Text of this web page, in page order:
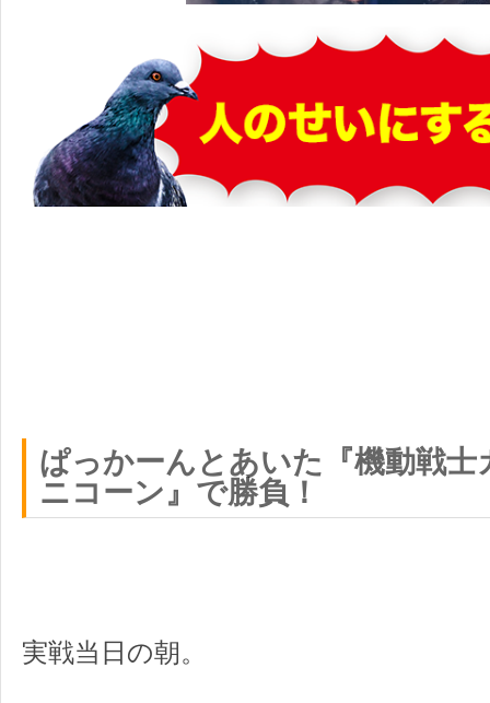
ぱっかーんとあいた『機動戦士
ニコーン』で勝負！
実戦当日の朝。